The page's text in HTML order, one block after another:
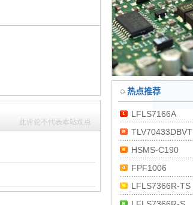
此评论不代表本站观点
热点推荐
LFLS7166A
TLV70433DBVT
HSMS-C190
FPF1006
LFLS7366R-TS